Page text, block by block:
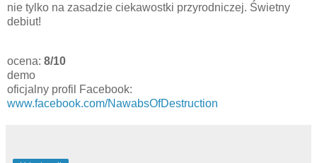
nie tylko na zasadzie ciekawostki przyrodniczej. Świetny
debiut!
ocena: 8/10
demo
oficjalny profil Facebook:
www.facebook.com/NawabsOfDestruction